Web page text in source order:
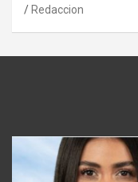
Redaccion